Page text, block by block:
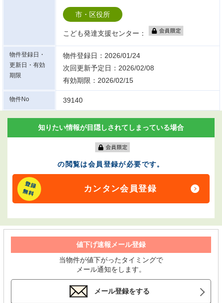
市・区役所
こども発達支援センター：
物件登録日・
更新日・有効
期限
物件登録日：2026/01/24
次回更新予定日：2026/02/08
有効期限：2026/02/15
物件No 39140
知りたい情報が目隠しされてしまっている場合
の閲覧は会員登録が必要です。
カンタン会員登録
値下げ速報メール登録
当物件が値下がったタイミングで
メール通知をします。
メール登録をする